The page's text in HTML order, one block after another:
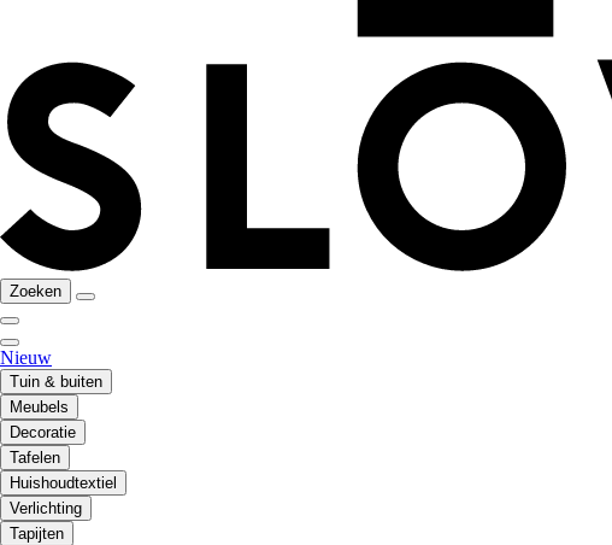
Zoeken
Nieuw
Tuin & buiten
Meubels
Decoratie
Tafelen
Huishoudtextiel
Verlichting
Tapijten